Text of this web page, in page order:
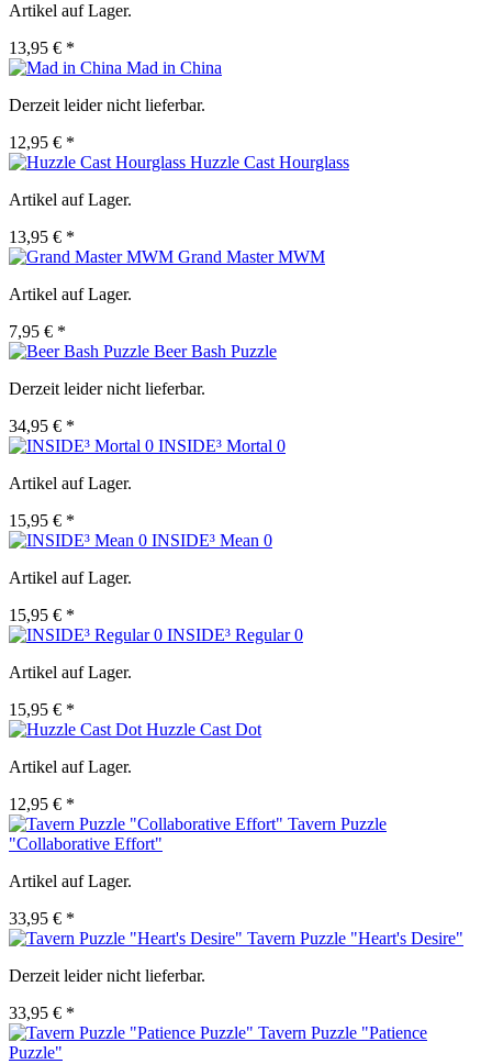
Artikel auf Lager.
13,95 € *
Mad in China
Derzeit leider nicht lieferbar.
12,95 € *
Huzzle Cast Hourglass
Artikel auf Lager.
13,95 € *
Grand Master MWM
Artikel auf Lager.
7,95 € *
Beer Bash Puzzle
Derzeit leider nicht lieferbar.
34,95 € *
INSIDE³ Mortal 0
Artikel auf Lager.
15,95 € *
INSIDE³ Mean 0
Artikel auf Lager.
15,95 € *
INSIDE³ Regular 0
Artikel auf Lager.
15,95 € *
Huzzle Cast Dot
Artikel auf Lager.
12,95 € *
Tavern Puzzle
"Collaborative Effort"
Artikel auf Lager.
33,95 € *
Tavern Puzzle "Heart's Desire"
Derzeit leider nicht lieferbar.
33,95 € *
Tavern Puzzle "Patience
Puzzle"